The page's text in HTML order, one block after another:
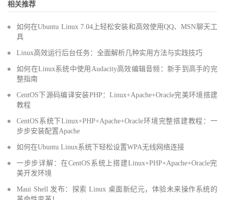
相关推荐
如何在Ubuntu Linux 7.04上轻松安装和高效使用QQ、MSN聊天工
具
Linux高效运行后台任务：全面解析几种实用方法与实践技巧
如何在Linux系统中使用Audacity高效编辑音频：新手到高手的完
整指南
CentOS下源码编译安装PHP：Linux+Apache+Oracle完美环境搭建
教程
CentOS系统下Linux+PHP+Apache+Oracle环境完整搭建教程：一
步步安装配置Apache
如何在Ubuntu Linux系统下轻松设置WPA无线网络连接
一步步详解：在CentOS系统上搭建Linux+PHP+Apache+Oracle完
美开发环境
Maui Shell 发布：探索 Linux 桌面新纪元，体验未来操作系统的